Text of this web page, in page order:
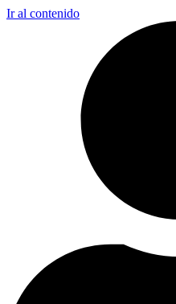
Ir al contenido